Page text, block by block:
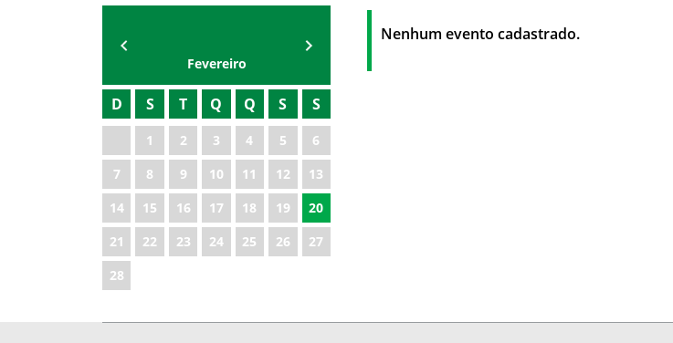
2019
2020
2022
2023
2024
2025
2026
Fevereiro
D S T Q Q S S
1 2 3 4 5
6
7
8 9 10 11 12
13
14
15 16 17 18 19
20
21
22 23 24 25 26
27
28
Nenhum evento cadastrado.